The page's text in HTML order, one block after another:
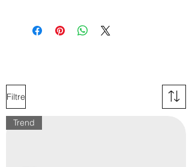
kişi, mesafeli satış sözleşmesini
okumuş ve kabul etmiş sayılmaktadır.
Filtre
Trend